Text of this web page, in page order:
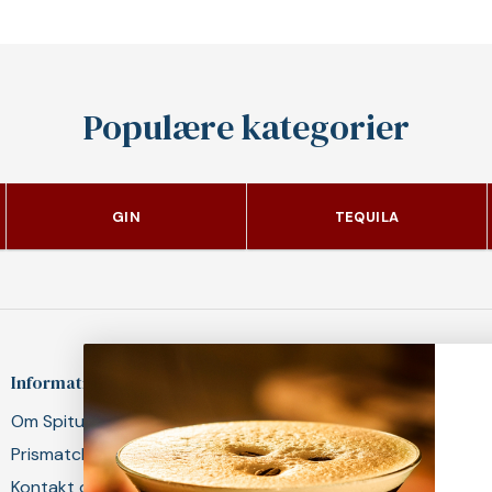
Populære kategorier
GIN TEQUILA
Information
Om Spitus
Prismatch
Kontakt os
Det med småt
Fragt og levering
Fortrydelsesret
Handelsbetingelser